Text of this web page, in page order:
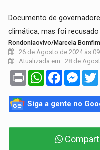
Documento de
climática, mas foi
Rondoniaovivo/Marcela Bomfim
26 de Agosto de 2024 às
Atualizada em : 28 de
Print WhatsAppFacebook
Siga a gente no